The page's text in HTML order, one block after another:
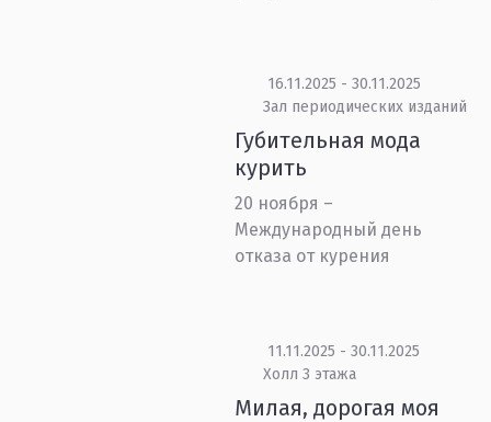
16.11.2025 - 30.11.2025
Зал периодических изданий
Губительная мода
курить
20 ноября –
Международный день
отказа от курения
11.11.2025 - 30.11.2025
Холл 3 этажа
Милая, дорогая моя